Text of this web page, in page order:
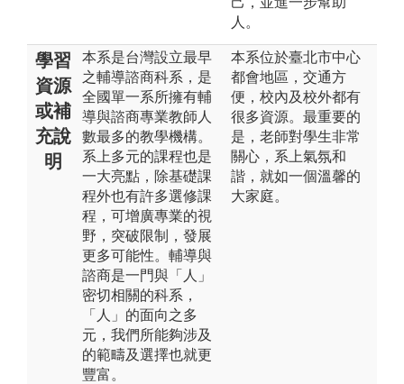
人。
學習
資源
或補
充說
明
本系是台灣設立最早
之輔導諮商科系，是
全國單一系所擁有輔
導與諮商專業教師人
數最多的教學機構。
系上多元的課程也是
一大亮點，除基礎課
程外也有許多選修課
程，可增廣專業的視
野，突破限制，發展
更多可能性。輔導與
諮商是一門與「人」
密切相關的科系，
「人」的面向之多
元，我們所能夠涉及
的範疇及選擇也就更
豐富。
本系位於臺北市中心
都會地區，交通方
便，校內及校外都有
很多資源。最重要的
是，老師對學生非常
關心，系上氣氛和
諧，就如一個溫馨的
大家庭。